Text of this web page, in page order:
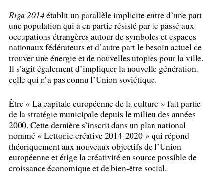
Rīga 2014établit un parallèle implicite entre d’une part
une population qui a en partie résisté par le passé aux
occupations étrangères autour de symboles et espaces
nationaux fédérateurs et d’autre part le besoin actuel de
trouver une énergie et de nouvelles utopies pour la ville.
Il s’agit également d’impliquer la nouvelle génération,
celle qui n’a pas connu l’Union soviétique.
Être « La capitale européenne de la culture » fait partie
de la stratégie municipale depuis le milieu des années
2000. Cette dernière s’inscrit dans un plan national
nommé « Lettonie créative 2014-2020 » qui répond
théoriquement aux nouveaux objectifs de l’Union
européenne et érige la créativité en source possible de
croissance économique et de bien-être social.